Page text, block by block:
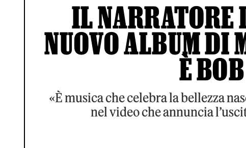
IL NARRATORE
NUOVO ALBUM DI
È
«È musica che celebra la bellezza
nel video che annuncia